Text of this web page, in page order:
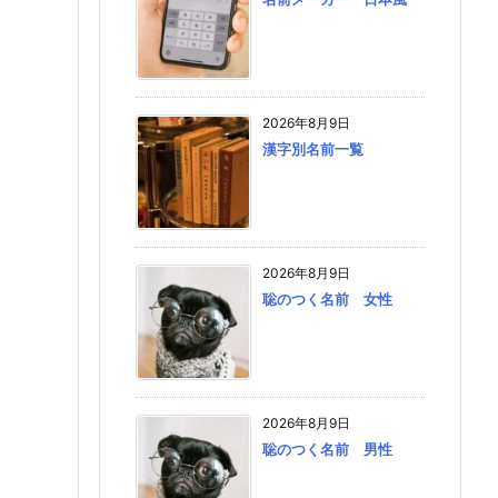
2026年8月9日
漢字別名前一覧
2026年8月9日
聡のつく名前 女性
2026年8月9日
聡のつく名前 男性